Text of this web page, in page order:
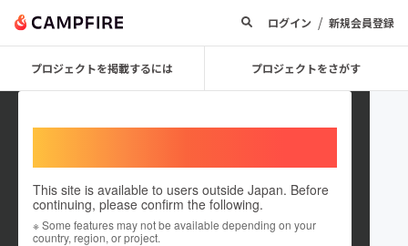
ログイン / 新規会員登録
プロジェクトを掲載するには プロジェクトをさがす
This site is available to users outside Japan. Before
continuing, please confirm the following.
※ Some features may not be available depending on your
country, region, or project.
KAMINARI Thunder